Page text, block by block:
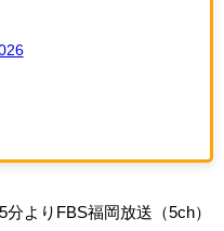
よりFBS福岡放送（5ch）